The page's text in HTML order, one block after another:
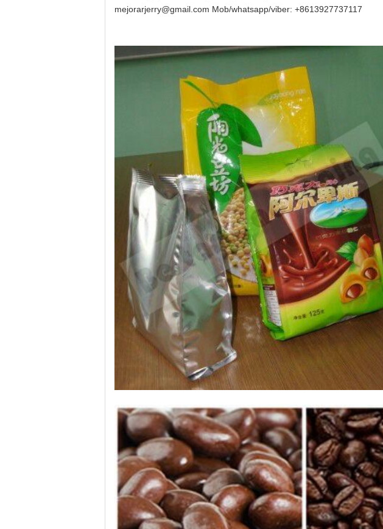
mejorarjerry@gmail.com Mob/whatsapp/viber: +8613927737117